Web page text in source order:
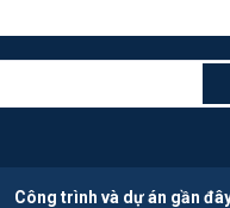
Công trình và dự án gần
MUA NGAY